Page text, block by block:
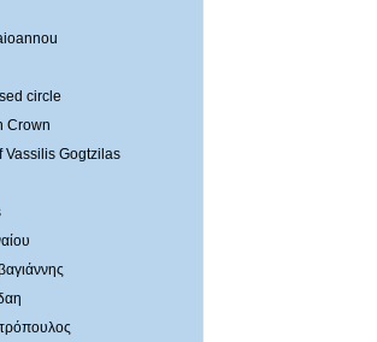
circle
Crown
Vassilis Gogtzilas